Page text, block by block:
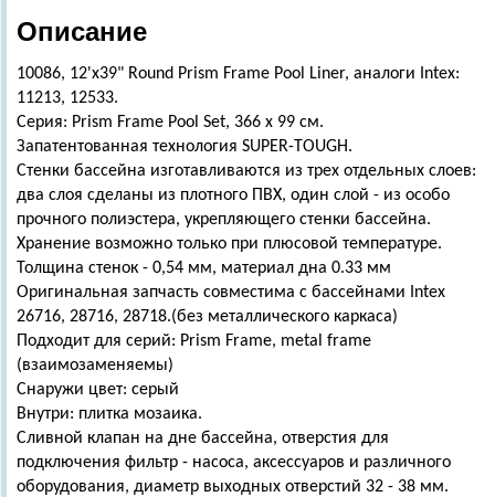
Описание
10086, 12'x39" Round Prism Frame Pool Liner, аналоги Intex:
11213, 12533.
Серия: Prism Frame Pool Set, 366 х 99 см.
Запатентованная технология SUPER-TOUGH.
Стенки бассейна изготавливаются из трех отдельных слоев:
два слоя сделаны из плотного ПВХ, один слой - из особо
прочного полиэстера, укрепляющего стенки бассейна.
Хранение возможно только при плюсовой температуре.
Толщина стенок - 0,54 мм, материал дна 0.33 мм
Оригинальная запчасть совместима с бассейнами Intex
26716, 28716, 28718.(без металлического каркаса)
Подходит для серий: Prism Frame, metal frame
(взаимозаменяемы)
Снаружи цвет: серый
Внутри: плитка мозаика.
Сливной клапан на дне бассейна, отверстия для
подключения фильтр - насоса, аксессуаров и различного
оборудования, диаметр выходных отверстий 32 - 38 мм.